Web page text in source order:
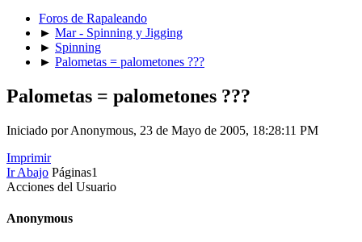
Foros de Rapaleando
► Mar - Spinning y Jigging
► Spinning
► Palometas = palometones ???
Palometas = palometones ???
Iniciado por Anonymous, 23 de Mayo de 2005, 18:28:11 PM
Imprimir
Ir Abajo Páginas1
Acciones del Usuario
Anonymous